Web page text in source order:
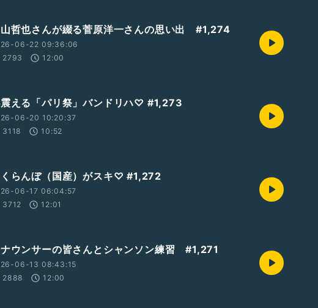
哲也さんが綴る菅原洋一さんの思い出 #1,274
06-22 09:36:06
2793
12:00
える「パリ祭」バンドリハ♡ #1,273
06-20 10:20:37
3118
10:52
らんぼ（国産）がスキ♡ #1,272
06-17 06:04:57
3712
12:01
ウンサーの皆さんとシャンソン練習 #1,271
06-13 08:43:15
2888
12:00